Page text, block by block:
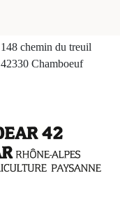
148 chemin du treuil
42330 Chamboeuf